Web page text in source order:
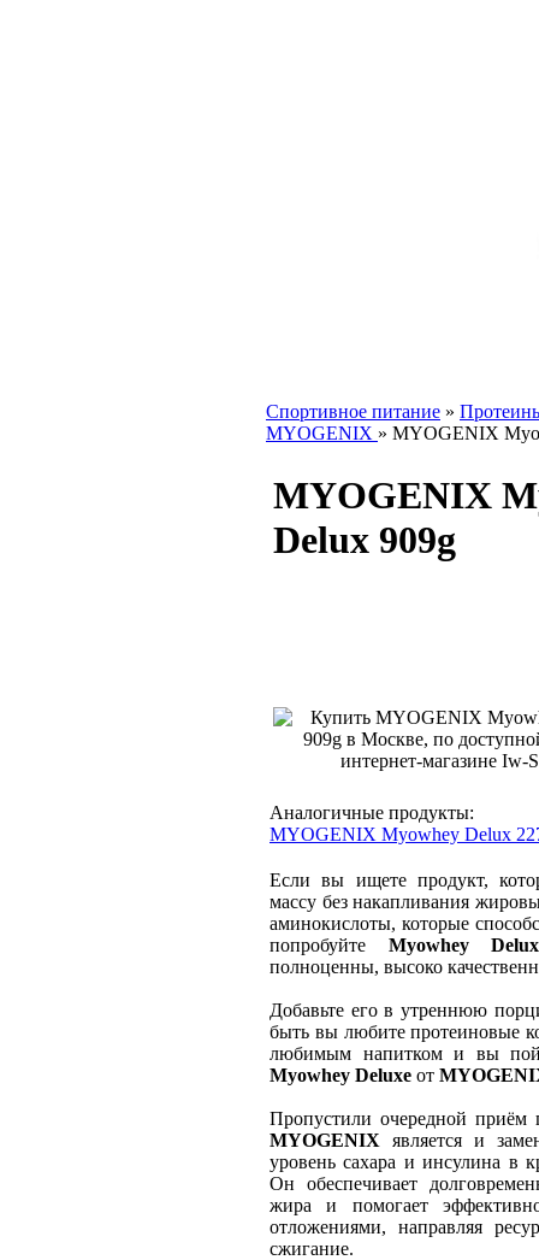
Спортивное питание »
MYOGENIX » MYOGENIX
MYOGENIX
Delux 909g
Аналогичные продукты:
MYOGENIX Myowhey Delux
Если вы ищете продукт,
массу без накапливания
аминокислоты, которые
попробуйте Myowhey
полноценны, высоко
Добавьте его в утреннюю
быть вы любите протеиновые
любимым напитком и вы
Myowhey Deluxe от
Пропустили очередной
MYOGENIX является и
уровень сахара и инсулина в
Он обеспечивает
жира и помогает
отложениями, направляя
сжигание.